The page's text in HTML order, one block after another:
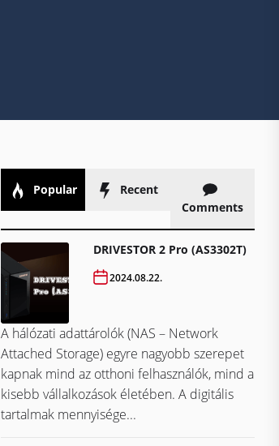
Popular
Recent
Comments
DRIVESTOR 2 Pro (AS3302T)
2024.08.22.
A hálózati adattárolók (NAS – Network
Attached Storage) egyre nagyobb szerepet
kapnak mind az otthoni felhasználók, mind a
kisebb vállalkozások életében. A digitális
tartalmak mennyisége...